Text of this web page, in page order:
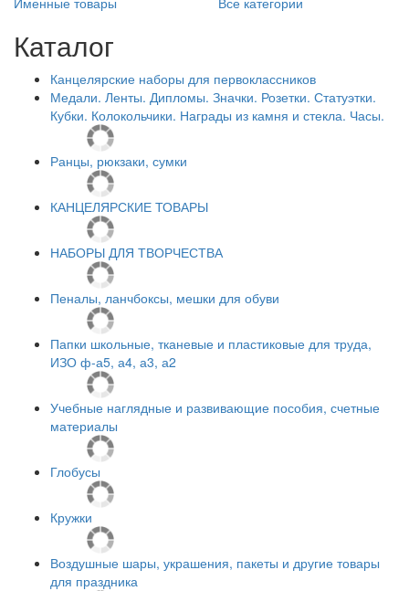
Каталог
Канцелярские наборы для первоклассников
Медали. Ленты. Дипломы. Значки. Розетки. Статуэтки.
Кубки. Колокольчики. Награды из камня и стекла. Часы.
Ранцы, рюкзаки, сумки
КАНЦЕЛЯРСКИЕ ТОВАРЫ
НАБОРЫ ДЛЯ ТВОРЧЕСТВА
Пеналы, ланчбоксы, мешки для обуви
Папки школьные, тканевые и пластиковые для труда,
ИЗО ф-а5, а4, а3, а2
Учебные наглядные и развивающие пособия, счетные
материалы
Глобусы
Кружки
Воздушные шары, украшения, пакеты и другие товары
для праздника